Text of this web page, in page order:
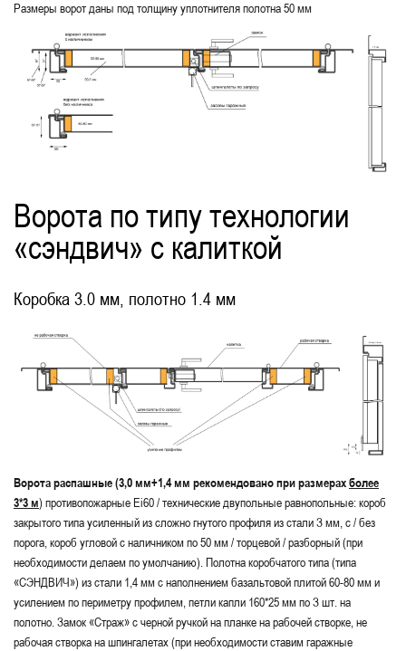
Размеры ворот даны под толщину уплотнителя полотна 50 мм
Ворота по типу технологии
«сэндвич» с калиткой
Коробка 3.0 мм, полотно 1.4 мм
Ворота распашные (3,0 мм+1,4 мм рекомендовано при размерахболее
3*3 м) противопожарные Ei60 / технические двупольные равнопольные: короб
закрытого типа усиленный из сложно гнутого профиля из стали З мм, с / без
порога, короб угловой с наличником по 50 мм / торцевой / разборный (при
необходимости делаем по умолчанию). Полотна коробчатого типа (типа
«СЭНДВИЧ») из стали 1,4 мм с наполнением базальтовой плитой 60-80 мм и
усилением по периметру профилем, петли капли 160*25 мм по З шт. на
полотно. Замок «Страж» с черной ручкой на планке на рабочей створке, не
рабочая створка на шпингалетах (при необходимости ставим гаражные